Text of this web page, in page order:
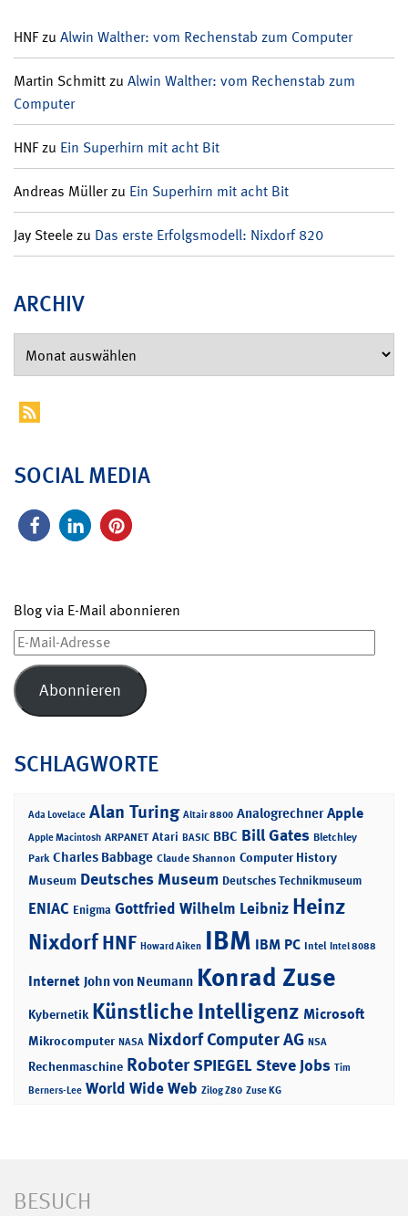
HNFzu Alwin Walther: vom Rechenstab zum Computer
Martin Schmittzu Alwin Walther: vom Rechenstab zum
Computer
HNFzu Ein Superhirn mit acht Bit
Andreas Müllerzu Ein Superhirn mit acht Bit
Jay Steelezu Das erste Erfolgsmodell: Nixdorf 820
ARCHIV
SOCIAL MEDIA
Blog via E-Mail abonnieren
E-
Mail-
Adresse
Abonnieren
SCHLAGWORTE
Ada Lovelace Alan Turing Altair 8800 Analogrechner Apple
Apple Macintosh ARPANET Atari BASIC BBC Bill Gates Bletchley
Park Charles Babbage Claude Shannon Computer History
Museum Deutsches Museum Deutsches Technikmuseum
ENIAC Enigma Gottfried Wilhelm Leibniz Heinz
NixdorfHNF Howard Aiken IBM IBM PC Intel Intel 8088
Internet John von Neumann Konrad Zuse
Kybernetik Künstliche Intelligenz Microsoft
Mikrocomputer NASA Nixdorf Computer AG NSA
Rechenmaschine RoboterSPIEGELSteve Jobs Tim
Berners-Lee World Wide Web Zilog Z80 Zuse KG
BESUCH